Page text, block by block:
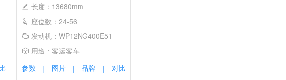
长度：13680mm
座位数：24-56
发动机：WP12NG400E51
用途：客运客车...
参数
| 图片 | 品牌 |
对比